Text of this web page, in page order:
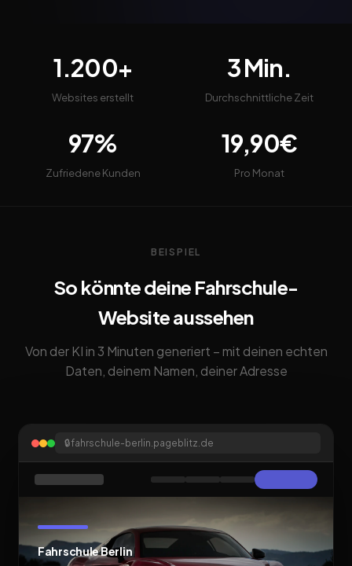
1.200+
Websites erstellt
3 Min.
Durchschnittliche Zeit
97%
Zufriedene Kunden
19,90€
Pro Monat
BEISPIEL
So könnte deine Fahrschule-
Website aussehen
Von der KI in 3 Minuten generiert – mit deinen echten
Daten, deinem Namen, deiner Adresse
🔒fahrschule-berlin.pageblitz.de
Fahrschule Berlin